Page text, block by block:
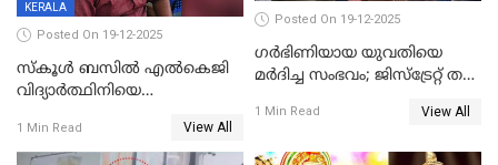
KERALA
Posted On 19-12-2025
സ്കൂൾ ബസിൽ എൽകെജി
വിദ്യാര്‍ത്ഥിനിയെ
ക്ലീനര്‍ പിടിയിൽ
1 Min Read View All
Posted On 19-12-2025
ഗര്‍ഭിണിയായ യുവതിയെ
മര്‍ദിച്ച സംഭവം; ജിസ്‌ട്രേറ്റ് തല
യുവതി
1 Min Read View All